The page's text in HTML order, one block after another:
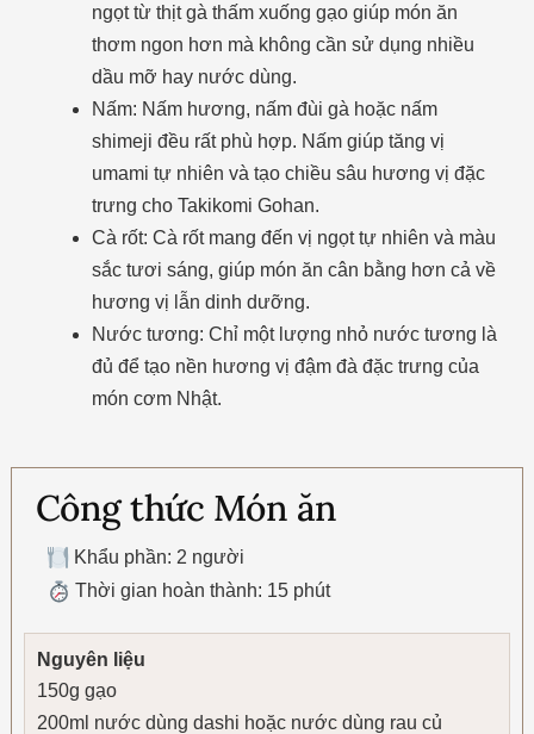
ngọt từ thịt gà thấm xuống gạo giúp món ăn
thơm ngon hơn mà không cần sử dụng nhiều
dầu mỡ hay nước dùng.
Nấm: Nấm hương, nấm đùi gà hoặc nấm
shimeji đều rất phù hợp. Nấm giúp tăng vị
umami tự nhiên và tạo chiều sâu hương vị đặc
trưng cho Takikomi Gohan.
Cà rốt: Cà rốt mang đến vị ngọt tự nhiên và màu
sắc tươi sáng, giúp món ăn cân bằng hơn cả về
hương vị lẫn dinh dưỡng.
Nước tương: Chỉ một lượng nhỏ nước tương là
đủ để tạo nền hương vị đậm đà đặc trưng của
món cơm Nhật.
Công thức Món ăn
Khẩu phần: 2 người
Thời gian hoàn thành: 15 phút
Nguyên liệu
150g gạo
200ml nước dùng dashi hoặc nước dùng rau củ